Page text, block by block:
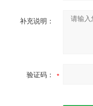
补充说明：
验证码：